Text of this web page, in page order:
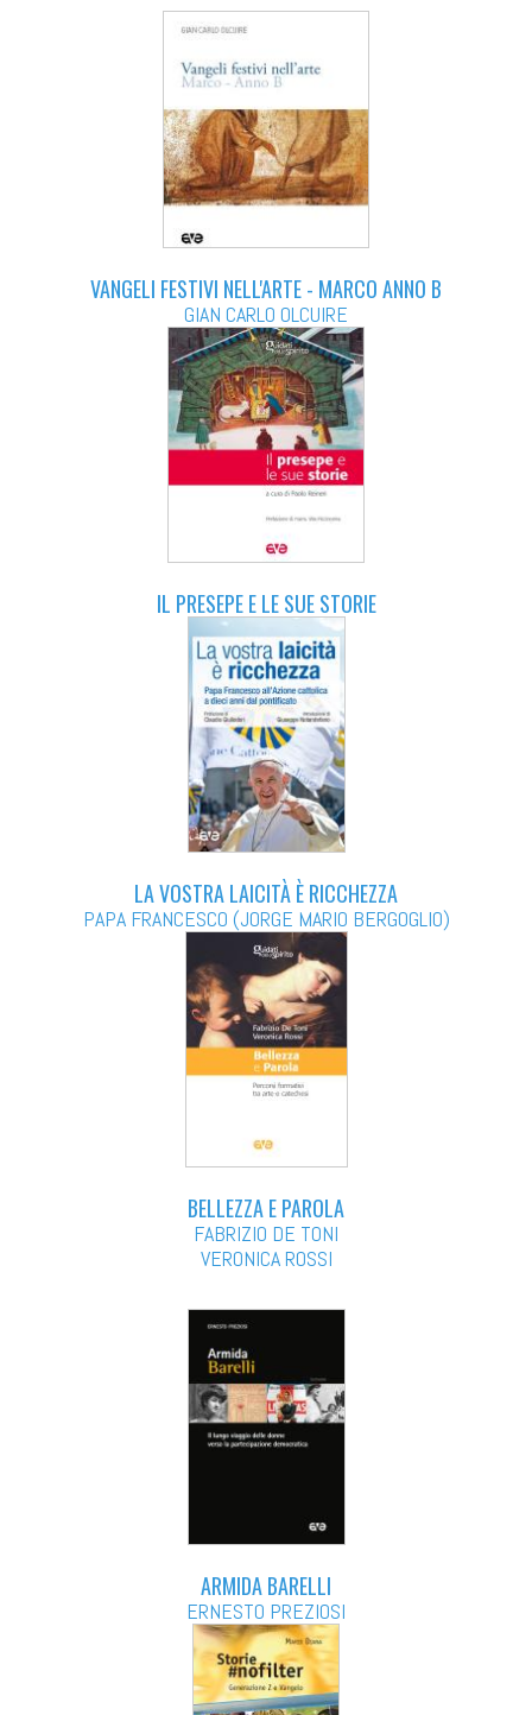
VANGELI FESTIVI NELL'ARTE - MARCO ANNO B
GIAN CARLO OLCUIRE
IL PRESEPE E LE SUE STORIE
LA VOSTRA LAICITÀ È RICCHEZZA
PAPA FRANCESCO (JORGE MARIO BERGOGLIO)
BELLEZZA E PAROLA
FABRIZIO DE TONI
VERONICA ROSSI
ARMIDA BARELLI
ERNESTO PREZIOSI